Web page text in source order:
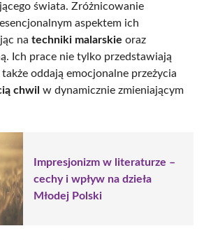
świata. Zróżnicowanie
aspektem ich
na techniki malarskie oraz
Ich prace nie tylko przedstawiają
oddają emocjonalne przeżycia
chwil w dynamicznie zmieniającym
Impresjonizm w literaturze –
cechy i wpływ na dzieła
Młodej Polski